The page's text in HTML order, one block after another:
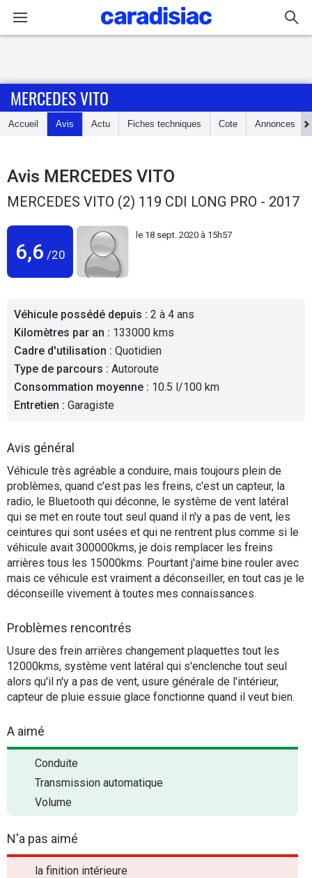
Accueil
Essais
Guide
Electriques
Flottes
Auto
Services
Moto
Marques
MERCEDES VITO
Accueil Avis Actu Fiches techniques Cote Annonces
Avis MERCEDES VITO
MERCEDES VITO (2) 119 CDI LONG PRO - 2017
6,6 /20
le 18 sept. 2020 à 15h57
Véhicule possédé depuis : 2 à 4 ans
Kilomètres par an : 133000 kms
Cadre d'utilisation : Quotidien
Type de parcours : Autoroute
Consommation moyenne : 10.5 l/100 km
Entretien : Garagiste
Avis général
Véhicule très agréable a conduire, mais toujours plein de
problèmes, quand c'est pas les freins, c'est un capteur, la
radio, le Bluetooth qui déconne, le système de vent latéral
qui se met en route tout seul quand il n'y a pas de vent, les
ceintures qui sont usées et qui ne rentrent plus comme si le
véhicule avait 300000kms, je dois remplacer les freins
arrières tous les 15000kms. Pourtant j'aime bine rouler avec
mais ce véhicule est vraiment a déconseiller, en tout cas je le
déconseille vivement à toutes mes connaissances.
Problèmes rencontrés
Usure des frein arrières changement plaquettes tout les
12000kms, système vent latéral qui s'enclenche tout seul
alors qu'il n'y a pas de vent, usure générale de l'intérieur,
capteur de pluie essuie glace fonctionne quand il veut bien.
A aimé
Conduite
Transmission automatique
Volume
N'a pas aimé
la finition intérieure